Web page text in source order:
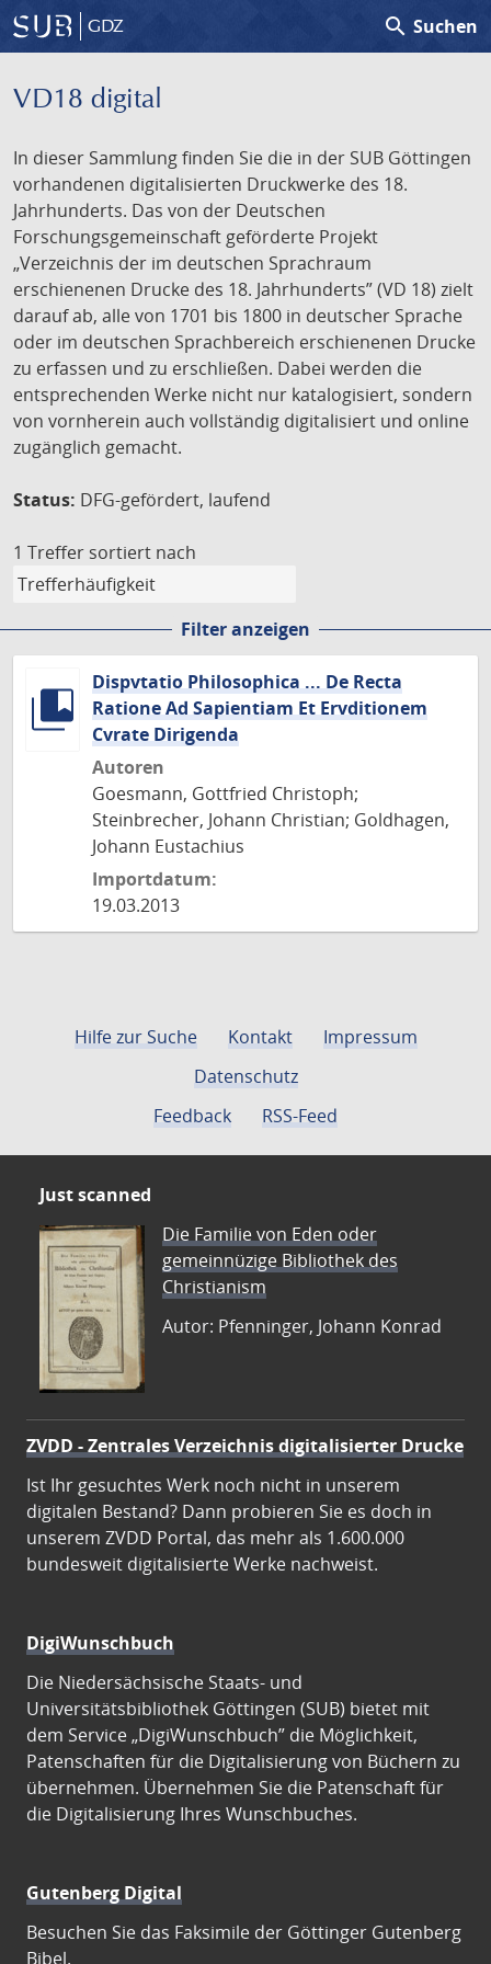
GDZ search Suchen
VD18 digital
In dieser Sammlung finden Sie die in der SUB Göttingen
vorhandenen digitalisierten Druckwerke des 18.
Jahrhunderts. Das von der Deutschen
Forschungsgemeinschaft geförderte Projekt
„Verzeichnis der im deutschen Sprachraum
erschienenen Drucke des 18. Jahrhunderts” (VD 18) zielt
darauf ab, alle von 1701 bis 1800 in deutscher Sprache
oder im deutschen Sprachbereich erschienenen Drucke
zu erfassen und zu erschließen. Dabei werden die
entsprechenden Werke nicht nur katalogisiert, sondern
von vornherein auch vollständig digitalisiert und online
zugänglich gemacht.
Status: DFG-gefördert, laufend
1 Treffer sortiert nach
Filter anzeigen
Dispvtatio Philosophica ... De Recta
Ratione Ad Sapientiam Et Ervditionem
Cvrate Dirigenda
Autoren
Goesmann, Gottfried Christoph;
Steinbrecher, Johann Christian; Goldhagen,
Johann Eustachius
Importdatum:
19.03.2013
Hilfe zur Suche Kontakt
Impressum
Datenschutz
Feedback
RSS-Feed
Just scanned
Die Familie von Eden oder
gemeinnüzige Bibliothek des
Christianism
Autor: Pfenninger, Johann Konrad
ZVDD - Zentrales Verzeichnis digitalisierter Drucke
Ist Ihr gesuchtes Werk noch nicht in unserem
digitalen Bestand? Dann probieren Sie es doch in
unserem ZVDD Portal, das mehr als 1.600.000
bundesweit digitalisierte Werke nachweist.
DigiWunschbuch
Die Niedersächsische Staats- und
Universitätsbibliothek Göttingen (SUB) bietet mit
dem Service „DigiWunschbuch” die Möglichkeit,
Patenschaften für die Digitalisierung von Büchern zu
übernehmen. Übernehmen Sie die Patenschaft für
die Digitalisierung Ihres Wunschbuches.
Gutenberg Digital
Besuchen Sie das Faksimile der Göttinger Gutenberg
Bibel.